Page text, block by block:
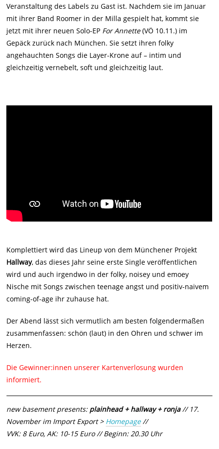
Veranstaltung des Labels zu Gast ist. Nachdem sie im Januar
mit ihrer Band Roomer in der Milla gespielt hat, kommt sie
jetzt mit ihrer neuen Solo-EP For Annette(VÖ 10.11.) im
Gepäck zurück nach München. Sie setzt ihren folky
angehauchten Songs die Layer-Krone auf – intim und
gleichzeitig vernebelt, soft und gleichzeitig laut.
Komplettiert wird das Lineup von dem Münchener Projekt
Hallway, das dieses Jahr seine erste Single veröffentlichen
wird und auch irgendwo in der folky, noisey und emoey
Nische mit Songs zwischen teenage angst und positiv-naivem
coming-of-age ihr zuhause hat.
Der Abend lässt sich vermutlich am besten folgendermaßen
zusammenfassen: schön (laut) in den Ohren und schwer im
Herzen.
Die Gewinner:innen unserer Kartenverlosung wurden
informiert.
new basement presents: plainhead + hallway + ronja// 17.
November im Import Export > Homepage//
VVK: 8 Euro, AK: 10-15 Euro // Beginn: 20.30 Uhr